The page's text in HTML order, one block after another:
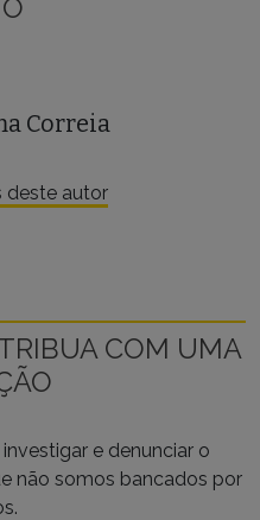
Correia
deste autor
COM UMA
e denunciar o
não somos bancados por